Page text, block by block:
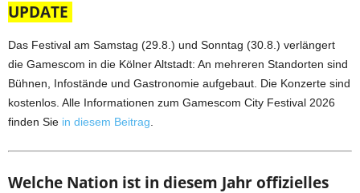
UPDATE
Das Festival am Samstag (29.8.) und Sonntag (30.8.) verlängert
die Gamescom in die Kölner Altstadt: An mehreren Standorten sind
Bühnen, Infostände und Gastronomie aufgebaut. Die Konzerte sind
kostenlos. Alle Informationen zum Gamescom City Festival 2026
finden Sie in diesem Beitrag
Welche Nation ist in diesem Jahr offizielles